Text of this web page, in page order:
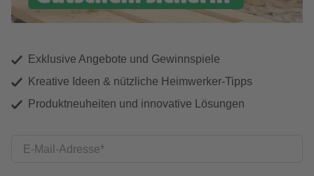
Exklusive Angebote und Gewinnspiele
Kreative Ideen & nützliche Heimwerker-Tipps
Produktneuheiten und innovative Lösungen
E-Mail-Adresse